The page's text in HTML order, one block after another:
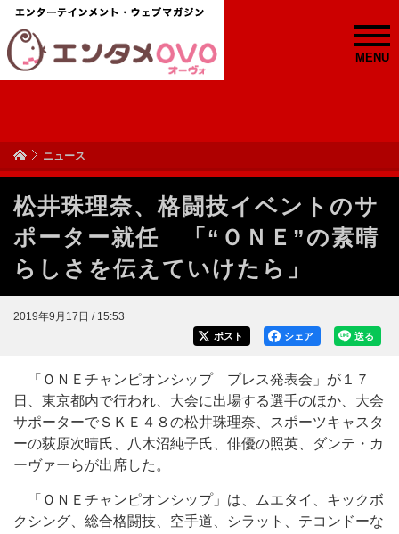
MENU
ニュース
松井珠理奈、格闘技イベントのサ
ポーター就任 「“ＯＮＥ”の素晴
らしさを伝えていけたら」
2019年9月17日 / 15:53
送る
シェア
ポスト
「ＯＮＥチャンピオンシップ プレス発表会」が１７
日、東京都内で行われ、大会に出場する選手のほか、大会
サポーターでＳＫＥ４８の松井珠理奈、スポーツキャスタ
ーの荻原次晴氏、八木沼純子氏、俳優の照英、ダンテ・カ
ーヴァーらが出席した。
「ＯＮＥチャンピオンシップ」は、ムエタイ、キックボ
クシング、総合格闘技、空手道、シラット、テコンドーな